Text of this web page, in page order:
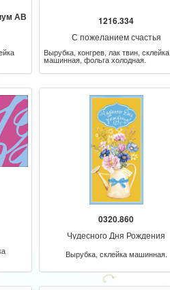
АВ 1216.334
С пожеланием счастья
Вырубка, конгрев, лак твин, склейка
машинная, фольга холодная.
0320.860
Чудесного Дня Рождения
Вырубка, склейка машинная.